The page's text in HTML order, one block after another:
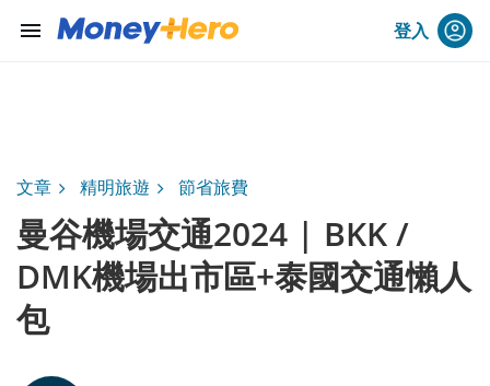
menu 登入
文章 精明旅遊 節省旅費
曼谷機場交通2024 | BKK /
DMK機場出市區+泰國交通懶人
包